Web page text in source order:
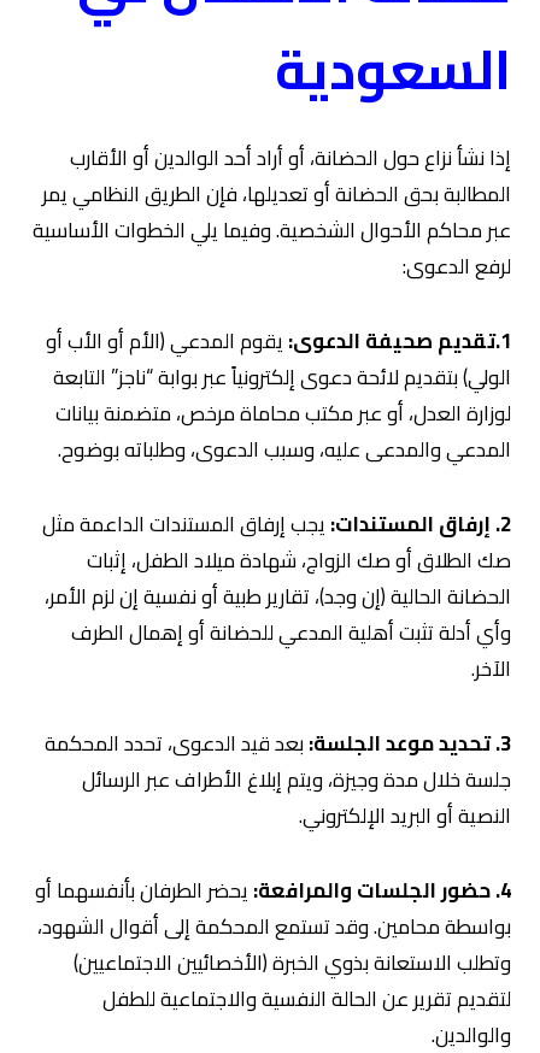
السعودية
إذا نشأ نزاع حول الحضانة، أو أراد أحد الوالدين أو الأقارب
المطالبة بحق الحضانة أو تعديلها، فإن الطريق النظامي يمر
عبر محاكم الأحوال الشخصية. وفيما يلي الخطوات الأساسية
لرفع الدعوى:
1.تقديم صحيفة الدعوى:
يقوم المدعي (الأم أو الأب أو
الولي) بتقديم لائحة دعوى إلكترونياً عبر بوابة “ناجز” التابعة
لوزارة العدل، أو عبر مكتب محاماة مرخص، متضمنة بيانات
المدعي والمدعى عليه، وسبب الدعوى، وطلباته بوضوح.
2. إرفاق المستندات:
يجب إرفاق المستندات الداعمة مثل
صك الطلاق أو صك الزواج، شهادة ميلاد الطفل، إثبات
الحضانة الحالية (إن وجد)، تقارير طبية أو نفسية إن لزم الأمر،
وأي أدلة تثبت أهلية المدعي للحضانة أو إهمال الطرف
الآخر.
3. تحديد موعد الجلسة:
بعد قيد الدعوى، تحدد المحكمة
جلسة خلال مدة وجيزة، ويتم إبلاغ الأطراف عبر الرسائل
النصية أو البريد الإلكتروني.
4. حضور الجلسات والمرافعة:
يحضر الطرفان بأنفسهما أو
بواسطة محامين. وقد تستمع المحكمة إلى أقوال الشهود،
وتطلب الاستعانة بذوي الخبرة (الأخصائيين الاجتماعيين)
لتقديم تقرير عن الحالة النفسية والاجتماعية للطفل
والوالدين.